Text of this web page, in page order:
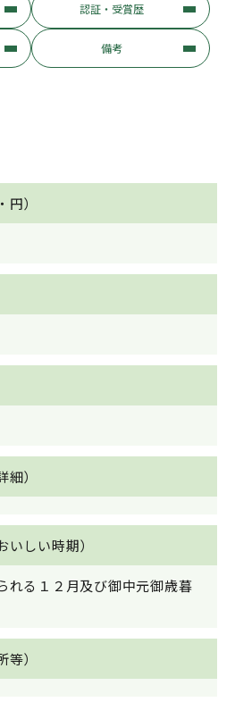
認証・受賞歴
備考
）
）
しい時期）
れる１２月及び御中元御歳暮
）